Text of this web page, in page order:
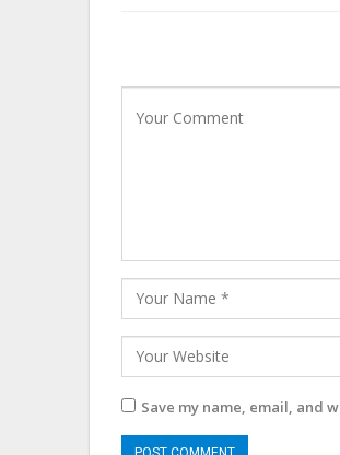
Save my name, email, and